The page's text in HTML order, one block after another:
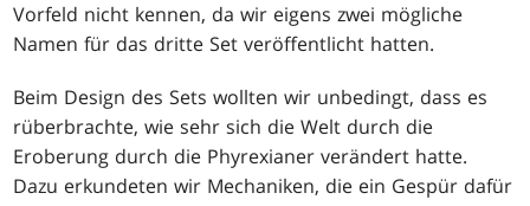
Vorfeld nicht kennen, da wir eigens zwei mögliche
Namen für das dritte Set veröffentlicht hatten.
Beim Design des Sets wollten wir unbedingt, dass es
rüberbrachte, wie sehr sich die Welt durch die
Eroberung durch die Phyrexianer verändert hatte.
Dazu erkundeten wir Mechaniken, die ein Gespür dafür